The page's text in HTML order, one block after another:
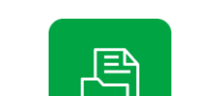
se abre en ventana nueva.
Enlace externo, se abre en